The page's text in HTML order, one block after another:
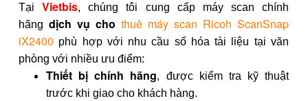
TạiVietbis, chúng tôi cung cấp máy scan chính
hãng dịch vụ cho thuê máy scan Ricoh ScanSnap
iX2400 phù hợp với nhu cầu số hóa tài liệu tại văn
phòng với nhiều ưu điểm:
Thiết bị chính hãng, được kiểm tra kỹ thuật
trước khi giao cho khách hàng.